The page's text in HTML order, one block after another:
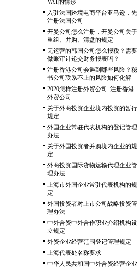
VAT的情形
入驻法国跨境电商平台亚马逊，先
注册法国公司
开曼公司怎么注册，开曼公司关于
重组、并购、清盘的规定
无运营的韩国公司怎么报税？需要
做账审计递交财务报表吗？
注册香港公司会遇到哪些风险？秘
书公司联系不上的风险如何化解
2020怎样注册外贸公司_注册香港
外贸公司
关于外商投资企业境内投资的暂行
规定
外国企业常驻代表机构的登记管理
办法
关于外国投资者并购境内企业的规
定
外商投资国际货物运输代理企业管
理办法
上海市外国企业常驻代表机构的规
定
外国投资者对上市公司战略投资管
理办法
中外合资中外合作职业介绍机构设
立规定
外资企业经营范围登记管理规定
上海代表处名称要求
中华人民共和国中外合资经营企业